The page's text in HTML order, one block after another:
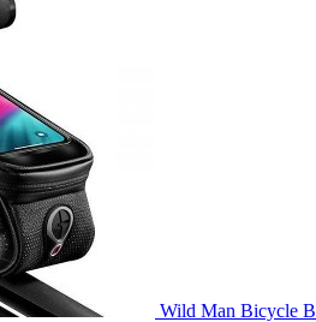
Wild Man Bicycle